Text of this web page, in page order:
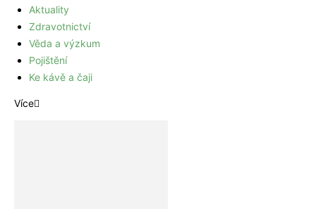
Aktuality
Zdravotnictví
Věda a výzkum
Pojištění
Ke kávě a čaji
Více